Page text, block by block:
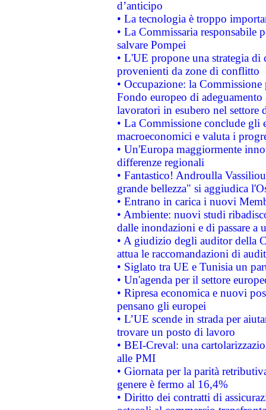
d’anticipo
• La tecnologia è troppo
• La Commissaria responsabile
salvare Pompei
• L'UE propone una strategia
provenienti da zone di conflitto
• Occupazione: la
Fondo europeo di
lavoratori in esubero nel
• La Commissione conclude
macroeconomici e valuta i
• Un'Europa maggiormente
differenze regionali
• Fantastico! Androulla
grande bellezza" si aggiudica
• Entrano in carica i nuovi
• Ambiente: nuovi studi
dalle inondazioni e di passare a
• A giudizio degli auditor della
attua le raccomandazioni di
• Siglato tra UE e Tunisia un
• Un'agenda per il settore
• Ripresa economica e nuovi
pensano gli europei
• L’UE scende in strada per
trovare un posto di lavoro
• BEI-Creval: una
alle PMI
• Giornata per la parità
genere è fermo al 16,4%
• Diritto dei contratti di